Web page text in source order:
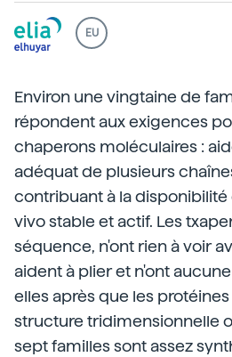
EU
Environ une vingtaine de
répondent aux exigences
chaperons moléculaires :
adéquat de plusieurs
contribuant à la
vivo stable et actif. Les
séquence, n'ont rien à voir
aident à plier et n'ont
elles après que les
structure tridimensionnelle
sept familles sont assez